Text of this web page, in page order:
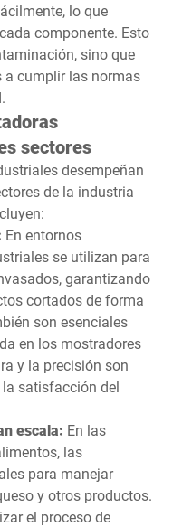
lo que
componente. Esto
sino que
a cumplir las normas
sectores
desempeñan
de la industria
En entornos
se utilizan para
garantizando
cortados de forma
son esenciales
en los mostradores
y la precisión son
satisfacción del
escala: En las
las
para manejar
y otros productos.
el proceso de